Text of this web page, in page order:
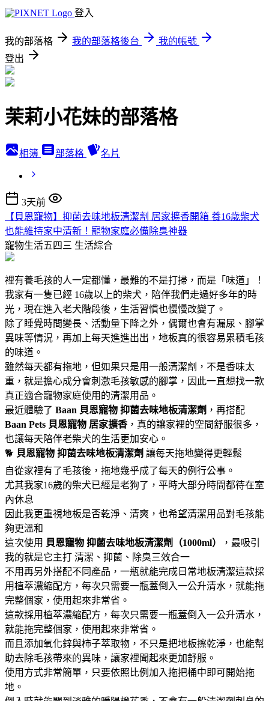
登入
我的部落格 我的部落格後台
我的帳號
登出
茉莉小花妹的部落格
相簿 部落格 名片
3天前
【貝恩寵物】抑菌去味地板清潔劑 居家擴香開箱 養16歲柴犬
也能維持家中清新！寵物家庭必備除臭神器
寵物生活五四三 生活綜合
裡有養毛孩的人一定都懂，最難的不是打掃，而是「味道」！
我家有一隻已經 16歲以上的柴犬，陪伴我們走過好多年的時
光，現在進入老犬階段後，生活習慣也慢慢改變了。
除了睡覺時間變長、活動量下降之外，偶爾也會有漏尿、腳掌
異味等情況，再加上每天進進出出，地板真的很容易累積毛孩
的味道。
雖然每天都有拖地，但如果只是用一般清潔劑，不是香味太
重，就是擔心成分會刺激毛孩敏感的腳掌，因此一直想找一款
真正適合寵物家庭使用的清潔用品。
最近體驗了 Baan 貝恩寵物 抑菌去味地板清潔劑 ，再搭配
Baan Pets 貝恩寵物 居家擴香 ，真的讓家裡的空間舒服很多，
也讓每天陪伴老柴犬的生活更加安心。
🐕 貝恩寵物 抑菌去味地板清潔劑 讓每天拖地變得更輕鬆
自從家裡有了毛孩後，拖地幾乎成了每天的例行公事。
尤其我家16歲的柴犬已經是老狗了，平時大部分時間都待在室
內休息
因此我更重視地板是否乾淨、清爽，也希望清潔用品對毛孩能
夠更溫和
這次使用 貝恩寵物 抑菌去味地板清潔劑（1000ml）
，最吸引
我的就是它主打 清潔、抑菌、除臭三效合一
不用再另外搭配不同產品，一瓶就能完成日常地板清潔這款採
用植萃濃縮配方，每次只需要一瓶蓋倒入一公升清水，就能拖
完整個家，使用起來非常省。
這款採用植萃濃縮配方，每次只需要一瓶蓋倒入一公升清水，
就能拖完整個家，使用起來非常省。
而且添加氧化鋅與柿子萃取物，不只是把地板擦乾淨，也能幫
助去除毛孩帶來的異味，讓家裡聞起來更加舒服。
使用方式非常簡單，只要依照比例加入拖把桶中即可開始拖
地。